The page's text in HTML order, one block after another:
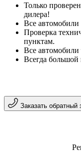
Только
дилера!
Все
Проверка
пунктам.
Все
Всегда
Заказать обратный